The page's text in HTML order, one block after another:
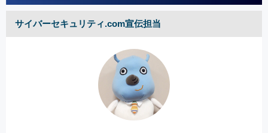
サイバーセキュリティ.com宣伝担当